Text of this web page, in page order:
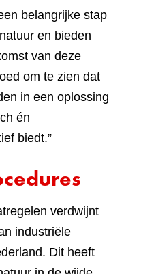
belangrijke stap
en bieden
van deze
om te zien dat
in een oplossing
én
biedt.”
verdwijnt
industriële
Dit heeft